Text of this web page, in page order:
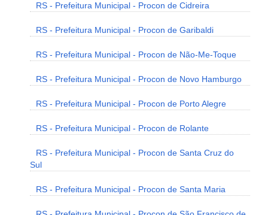
RS - Prefeitura Municipal - Procon de Cidreira
RS - Prefeitura Municipal - Procon de Garibaldi
RS - Prefeitura Municipal - Procon de Não-Me-Toque
RS - Prefeitura Municipal - Procon de Novo Hamburgo
RS - Prefeitura Municipal - Procon de Porto Alegre
RS - Prefeitura Municipal - Procon de Rolante
RS - Prefeitura Municipal - Procon de Santa Cruz do
Sul
RS - Prefeitura Municipal - Procon de Santa Maria